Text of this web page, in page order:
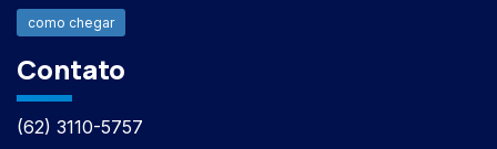
como chegar
Contato
(62) 3110-5757